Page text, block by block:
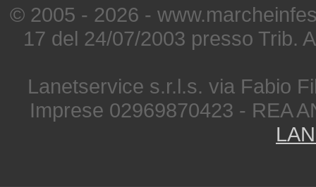
© 2005 - 2026 -
17 del 24/07/2003 presso Trib.
Lanetservice s.r.l.s. via Fabio
Imprese 02969870423 - REA